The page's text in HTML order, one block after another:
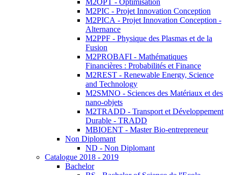
M2OPT - Optimisation
M2PIC - Projet Innovation Conception
M2PICA - Projet Innovation Conception -
Alternance
M2PPF - Physique des Plasmas et de la
Fusion
M2PROBAFI - Mathématiques
Financières : Probabilités et Finance
M2REST - Renewable Energy, Science
and Technology
M2SMNO - Sciences des Matériaux et des
nano-objets
M2TRADD - Transport et Développement
Durable - TRADD
MBIOENT - Master Bio-entrepreneur
Non Diplomant
ND - Non Diplomant
Catalogue 2018 - 2019
Bachelor